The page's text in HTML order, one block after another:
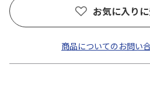
お気に入り
商品についてのお問い